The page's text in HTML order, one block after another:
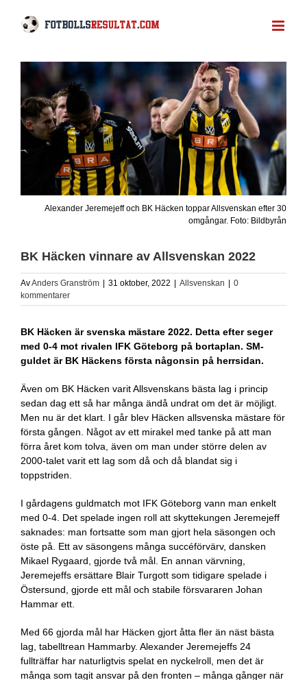
innehållet
Alexander Jeremejeff och BK Häcken toppar Allsvenskan efter 30
omgångar. Foto: Bildbyrån
BK Häcken vinnare av Allsvenskan 2022
AvAnders Granström | 31 oktober, 2022 | Allsvenskan | 0
kommentarer
BK Häcken är svenska mästare 2022. Detta efter seger
med 0-4 mot rivalen IFK Göteborg på bortaplan. SM-
guldet är BK Häckens första någonsin på herrsidan.
Även om BK Häcken varit Allsvenskans bästa lag i princip
sedan dag ett så har många ändå undrat om det är möjligt.
Men nu är det klart. I går blev Häcken allsvenska mästare för
första gången. Något av ett mirakel med tanke på att man
förra året kom tolva, även om man under större delen av
2000-talet varit ett lag som då och då blandat sig i
toppstriden.
I gårdagens guldmatch mot IFK Göteborg vann man enkelt
med 0-4. Det spelade ingen roll att skyttekungen Jeremejeff
saknades: man fortsatte som man gjort hela säsongen och
öste på. Ett av säsongens många succéförvärv, dansken
Mikael Rygaard, gjorde två mål. En annan värvning,
Jeremejeffs ersättare Blair Turgott som tidigare spelade i
Östersund, gjorde ett mål och stabile försvararen Johan
Hammar ett.
Med 66 gjorda mål har Häcken gjort åtta fler än näst bästa
lag, tabelltrean Hammarby. Alexander Jeremejeffs 24
fullträffar har naturligtvis spelat en nyckelroll, men det är
många som tagit ansvar på den fronten – många gånger när